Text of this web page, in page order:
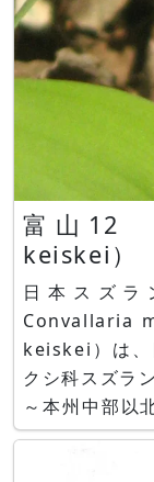
富山12
keiskei）
日本スズラ
Convallaria
keiskei）は、
クシ科スズラ
～本州中部以
ます。北海道